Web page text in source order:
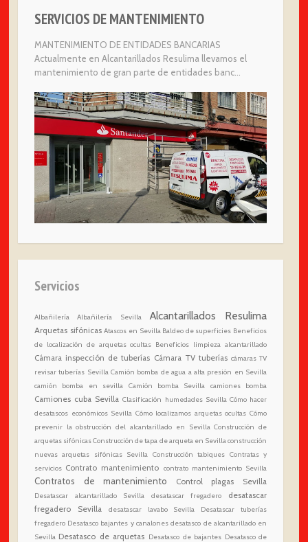
SERVICIOS DE MANTENIMIENTO
MANTENIMIENTO DE ENTIDADES BANCARIAS
Actualmente en Alcantarillados Resulima llevamos el
mantenimiento de gran parte de entidades banc...
Servicios
Albañilería Albañilería Sevilla Alcantarillados Resulima
Arquetas sifónicas Atascos en Sevilla Baldeo de superficies Beneficios
de localización de arquetas ocultas Beneficios limpieza alcantarillado
Cámara inspección de tuberías Cámara TV tuberías cámaras TV
revisar tuberías Sevilla Camión bomba de agua a alta presión en Sevilla
camión bomba en sevilla
Camión bomba Sevilla camiones bomba
Camiones cuba Sevilla Clasificación humedades Sevilla Cómo hacer
desatascos económicos Sevilla Cómo localizamos arquetas ocultas Cómo
prevenir la obstrucción del alcantarillado en Sevilla Construcción de
arquetas sifónicasConstrucción de tapa de arqueta en Sevilla construcción
nuevas arquetas sifónicas Sevilla
Construcción tabiques Contratas y
servicios Contrato mantenimiento contrato mantenimiento Sevilla
Contratos de mantenimiento Control plagas Sevilla
Desatascar alcantarillado Sevilla desatascar fregadero
desatascar
fregadero Sevilla
desatascar lavabo Sevilla
Desatascar tuberías
fregadero Desatasco bajantes y canalones desatasco de alcantarillado en
Sevilla Desatasco de arquetas Desatasco de bajantes Desatasco de